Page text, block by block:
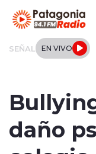
SEÑAL EN VIVO
Regionales
daño